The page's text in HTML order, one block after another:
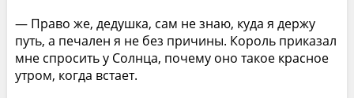
— Право же, дедушка, сам не знаю, куда я держу
путь, а печален я не без причины. Король приказал
мне спросить у Солнца, почему оно такое красное
утром, когда встает.